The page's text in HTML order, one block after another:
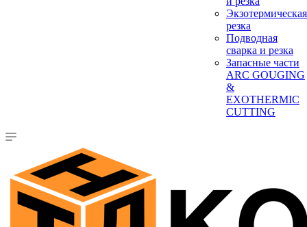
Экзотермическая
резка
Подводная
сварка и резка
Запасные части
ARC GOUGING
&
EXOTHERMIC
CUTTING